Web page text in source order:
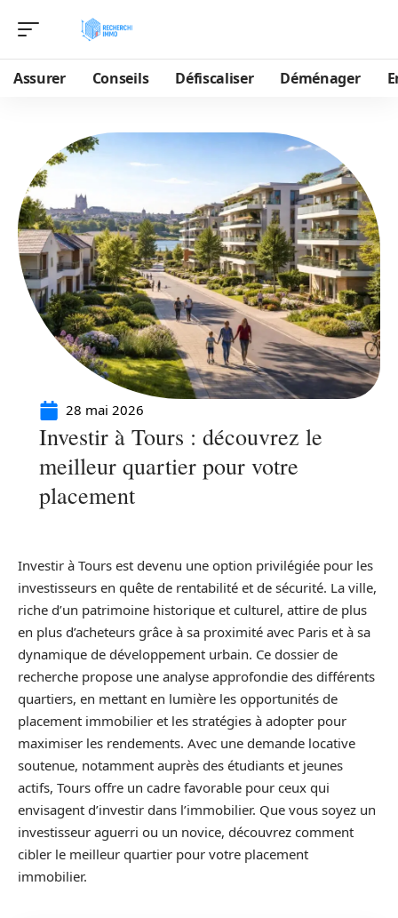
Assurer Conseils Défiscaliser Déménager
28 mai 2026
Investir à Tours : découvrez le
meilleur quartier pour votre
placement
Investir à Tours est devenu une option privilégiée pour les
investisseurs en quête de rentabilité et de sécurité. La ville,
riche d’un patrimoine historique et culturel, attire de plus
en plus d’acheteurs grâce à sa proximité avec Paris et à sa
dynamique de développement urbain. Ce dossier de
recherche propose une analyse approfondie des différents
quartiers, en mettant en lumière les opportunités de
placement immobilier et les stratégies à adopter pour
maximiser les rendements. Avec une demande locative
soutenue, notamment auprès des étudiants et jeunes
actifs, Tours offre un cadre favorable pour ceux qui
envisagent d’investir dans l’immobilier. Que vous soyez un
investisseur aguerri ou un novice, découvrez comment
cibler le meilleur quartier pour votre placement
immobilier.